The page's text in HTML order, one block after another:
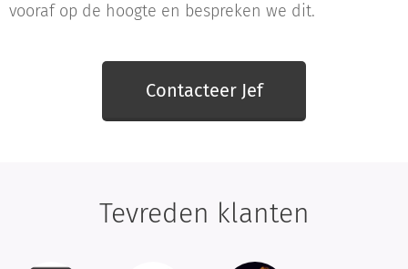
vooraf op de hoogte en bespreken we dit.
Contacteer Jef
Tevreden klanten